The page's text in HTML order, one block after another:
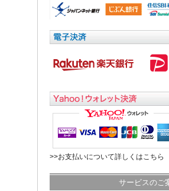
>>お支払いについて詳しくはこちら
サービスのご